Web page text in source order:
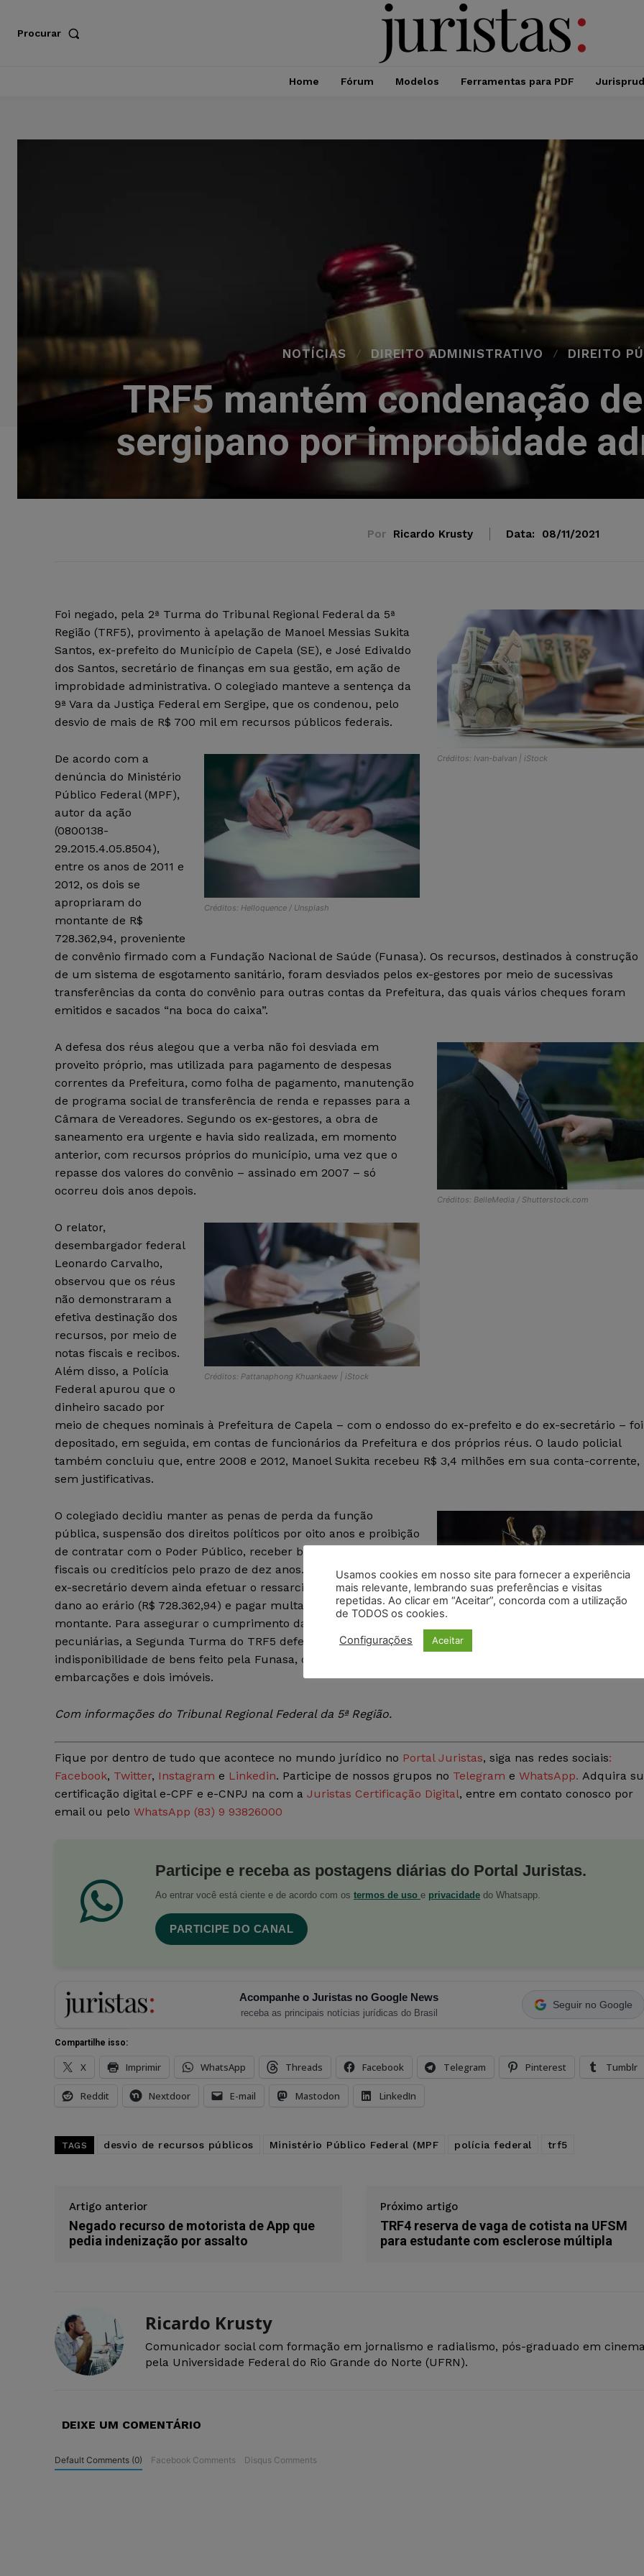
Procurar
Home Fórum Modelos Ferramentas para PDF
NOTÍCIAS DIREITO ADMINISTRATIVO DIREITO
TRF5 mantém condenação
sergipano por improbidade
Por Ricardo Krusty Data: 08/11/2021
Créditos: Ivan-balvan | iStock
Foi negado, pela 2ª Turma do Tribunal Regional Federal da 5ª
Região (TRF5), provimento à apelação de Manoel Messias Sukita
Santos, ex-prefeito do Município de Capela (SE), e José Edivaldo
dos Santos, secretário de finanças em sua gestão, em ação de
improbidade administrativa. O colegiado manteve a sentença da
9ª Vara da Justiça Federal em Sergipe, que os condenou, pelo
desvio de mais de R$ 700 mil em recursos públicos federais.
Créditos: Helloquence / Unsplash
De acordo com a
denúncia do Ministério
Público Federal (MPF),
autor da ação
(0800138-
29.2015.4.05.8504​),
entre os anos de 2011 e
2012, os dois se
apropriaram do
montante de R$
728.362,94, proveniente
de convênio firmado com a Fundação Nacional de Saúde (Funasa). Os recursos, destinados à construção
de um sistema de esgotamento sanitário, foram desviados pelos ex-gestores por meio de sucessivas
transferências da conta do convênio para outras contas da Prefeitura, das quais vários cheques foram
emitidos e sacados “na boca do caixa”.
Créditos: BelleMedia / Shutterstock.com
A defesa dos réus alegou que a verba não foi desviada em
proveito próprio, mas utilizada para pagamento de despesas
correntes da Prefeitura, como folha de pagamento, manutenção
de programa social de transferência de renda e repasses para a
Câmara de Vereadores. Segundo os ex-gestores, a obra de
saneamento era urgente e havia sido realizada, em momento
anterior, com recursos próprios do município, uma vez que o
repasse dos valores do convênio – assinado em 2007 – só
ocorreu dois anos depois.
Créditos: Pattanaphong Khuankaew | iStock
O relator,
desembargador federal
Leonardo Carvalho,
observou que os réus
não demonstraram a
efetiva destinação dos
recursos, por meio de
notas fiscais e recibos.
Além disso, a Polícia
Federal apurou que o
dinheiro sacado por
meio de cheques nominais à Prefeitura de Capela – com o endosso do ex-prefeito e do ex-secretário – foi
depositado, em seguida, em contas de funcionários da Prefeitura e dos próprios réus. O laudo policial
também concluiu que, entre 2008 e 2012, Manoel Sukita recebeu R$ 3,4 milhões em sua conta-corrente,
sem justificativas.
O colegiado decidiu manter as penas de perda da função
pública, suspensão dos direitos políticos por oito anos e proibição
de contratar com o Poder Público, receber benefícios, incentivos
fiscais ou creditícios pelo prazo de dez anos. O ex-prefeito e o
ex-secretário devem ainda efetuar o ressarcimento integral do
dano ao erário (R$ 728.362,94) e pagar multa civil no mesmo
montante. Para assegurar o cumprimento das sanções
pecuniárias, a Segunda Turma do TRF5 deferiu o pedido de
indisponibilidade de bens feito pela Funasa, que abrange duas
embarcações e dois imóveis.
Com informações do Tribunal Regional Federal da 5ª Região.
Fique por dentro de tudo que acontece no mundo jurídico no Portal Juristas, siga nas redes sociais:
Facebook, Twitter, Instagram e Linkedin. Participe de nossos grupos no Telegram e WhatsApp. Adquira
certificação digital e-CPF e e-CNPJ na com a Juristas Certificação Digital, entre em contato conosco por
email ou pelo WhatsApp (83) 9 93826000
Participe e receba as postagens diárias do Portal Juristas.
Ao entrar você está ciente e de acordo com os termos de uso e privacidade do Whatsapp.
PARTICIPE DO CANAL
Acompanhe o Juristas no Google News
receba as principais notícias jurídicas do Brasil
Seguir no Google
Compartilhe isso:
X Imprimir WhatsApp Threads Facebook Telegram Pinterest Tumblr
Reddit Nextdoor E-mail Mastodon LinkedIn
TAGS desvio de recursos públicos Ministério Público Federal (MPF polícia federal trf5
Artigo anterior
Negado recurso de motorista de App que
pedia indenização por assalto
Próximo artigo
TRF4 reserva de vaga de cotista na UFSM
para estudante com esclerose múltipla
Ricardo Krusty
Comunicador social com formação em jornalismo e radialismo, pós-graduado em
pela Universidade Federal do Rio Grande do Norte (UFRN).
DEIXE UM COMENTÁRIO
Default Comments (0) Facebook Comments Disqus Comments
Usamos cookies em nosso site para fornecer a experiência
mais relevante, lembrando suas preferências e visitas
repetidas. Ao clicar em “Aceitar”, concorda com a utilização
de TODOS os cookies.
Configurações Aceitar